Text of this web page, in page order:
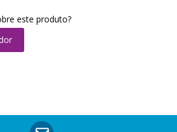
este produto?